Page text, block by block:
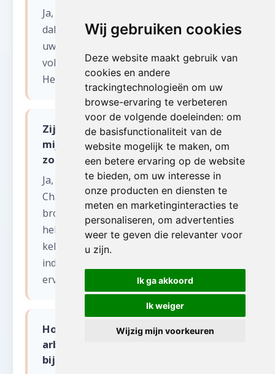
Wij gebruiken cookies
Deze website maakt gebruik van
cookies en andere
trackingtechnologieën om uw
browse-ervaring te verbeteren
voor de volgende doeleinden: om
de basisfunctionaliteit van de
website mogelijk te maken, om
een betere ervaring op de website
te bieden, om uw interesse in
onze producten en diensten te
meten en marketinginteracties te
personaliseren, om advertenties
weer te geven die relevanter voor
u zijn.
Ik ga akkoord
Ik weiger
Wijzig mijn voorkeuren
Ja, wij verwijderen ook oude isolatie,
dakplaten en andere bouwmaterialen van
uw zolder in Forest. Dit materiaal wordt
volgens de geldende milieunormen in
Henegouwen afgevoerd.
Zijn jullie actief in de voormalige
mijnstreek van Henegouwen voor
zolder opruimen?
Ja, wij kennen de regio Borinage,
Charleroi en het Centre als onze
broekzak. Veel woningen in deze regio
hebben specifieke kenmerken zoals diepe
kelders en grote zolders uit het
industrieel tijdperk. Wij hebben ruime
ervaring met dit type panden.
Hoe gaan jullie om met oude
arbeiderswoningen in Henegouwen
bij zolder opruimen?